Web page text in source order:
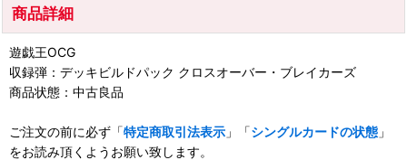
商品詳細
遊戯王OCG
収録弾：デッキビルドパック クロスオーバー・ブレイカーズ
商品状態：中古良品
ご注文の前に必ず「特定商取引法表示 」「シングルカードの状態 」
をお読み頂くようお願い致します。